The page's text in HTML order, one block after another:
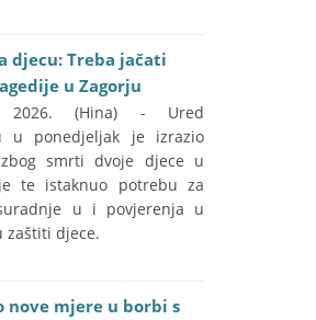
djecu: Treba jačati
u Zagorju
2026. (Hina) - Ured
u ponedjeljak je izrazio
smrti dvoje djece u
te istaknuo potrebu za
u i povjerenja u
zaštiti djece.
nove mjere u borbi s